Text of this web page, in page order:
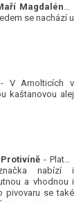
se nachází u
- V Arnolticích v
kaštanovou alej
- Platan
nabízí i
a vhodnou i
pivovaru se také